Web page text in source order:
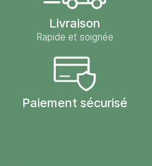
Livraison
Rapide et soignée
Paiement sécurisé